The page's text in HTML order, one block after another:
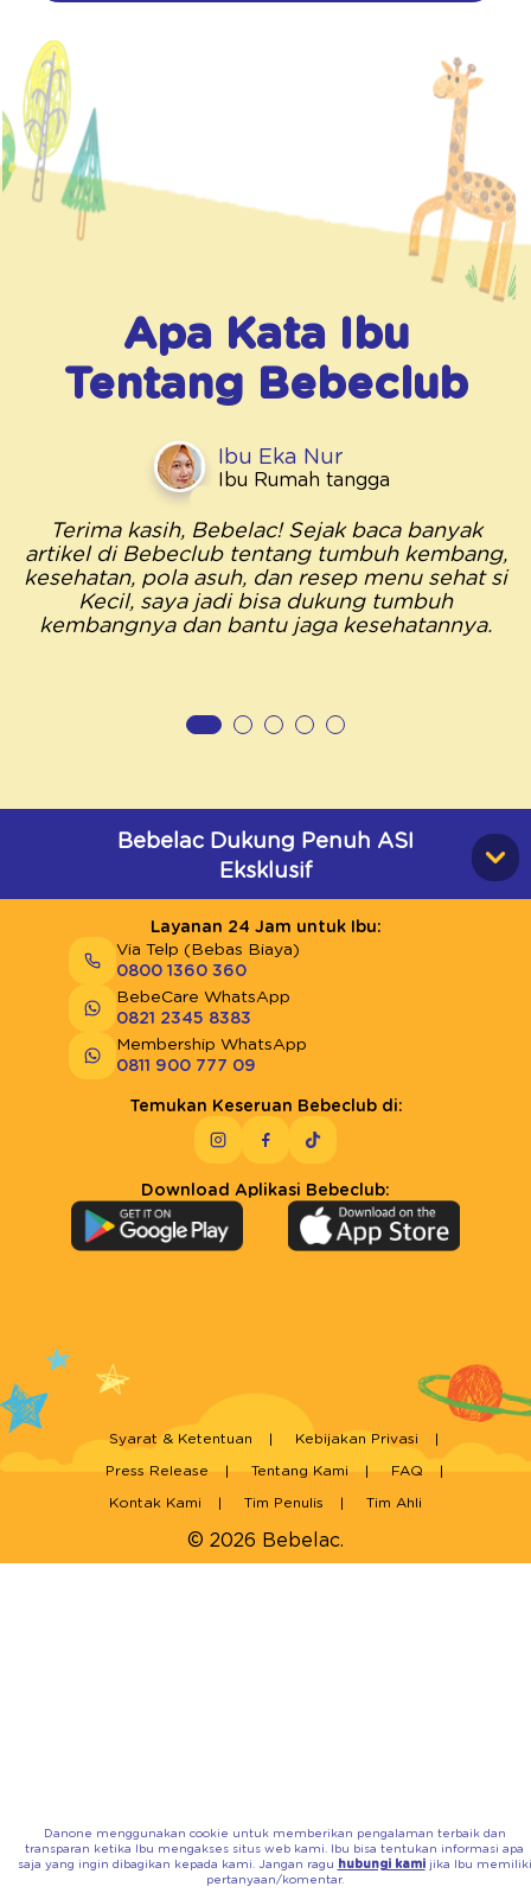
Apa Kata Ibu
Tentang Bebeclub
Ibu Eka Nur
Ibu Rumah tangga
Terima kasih, Bebelac! Sejak baca banyak
artikel di Bebeclub tentang tumbuh kembang,
kesehatan, pola asuh, dan resep menu sehat si
Kecil, saya jadi bisa dukung tumbuh
kembangnya dan bantu jaga kesehatannya.
Bebelac Dukung Penuh ASI
Eksklusif
Layanan 24 Jam untuk Ibu:
Via Telp (Bebas Biaya)
0800 1360 360
BebeCare WhatsApp
0821 2345 8383
Membership WhatsApp
0811 900 777 09
Temukan Keseruan Bebeclub di:
Download Aplikasi Bebeclub:
© 2026 Bebelac.
Syarat & Ketentuan Kebijakan Privasi
Press Release Tentang Kami FAQ
Kontak Kami Tim Penulis Tim Ahli
Danone menggunakan cookie untuk memberikan pengalaman terbaik dan
transparan ketika Ibu mengakses situs web kami. Ibu bisa tentukan informasi apa
saja yang ingin dibagikan kepada kami. Jangan ragu hubungi kamijika Ibu memiliki
pertanyaan/komentar.